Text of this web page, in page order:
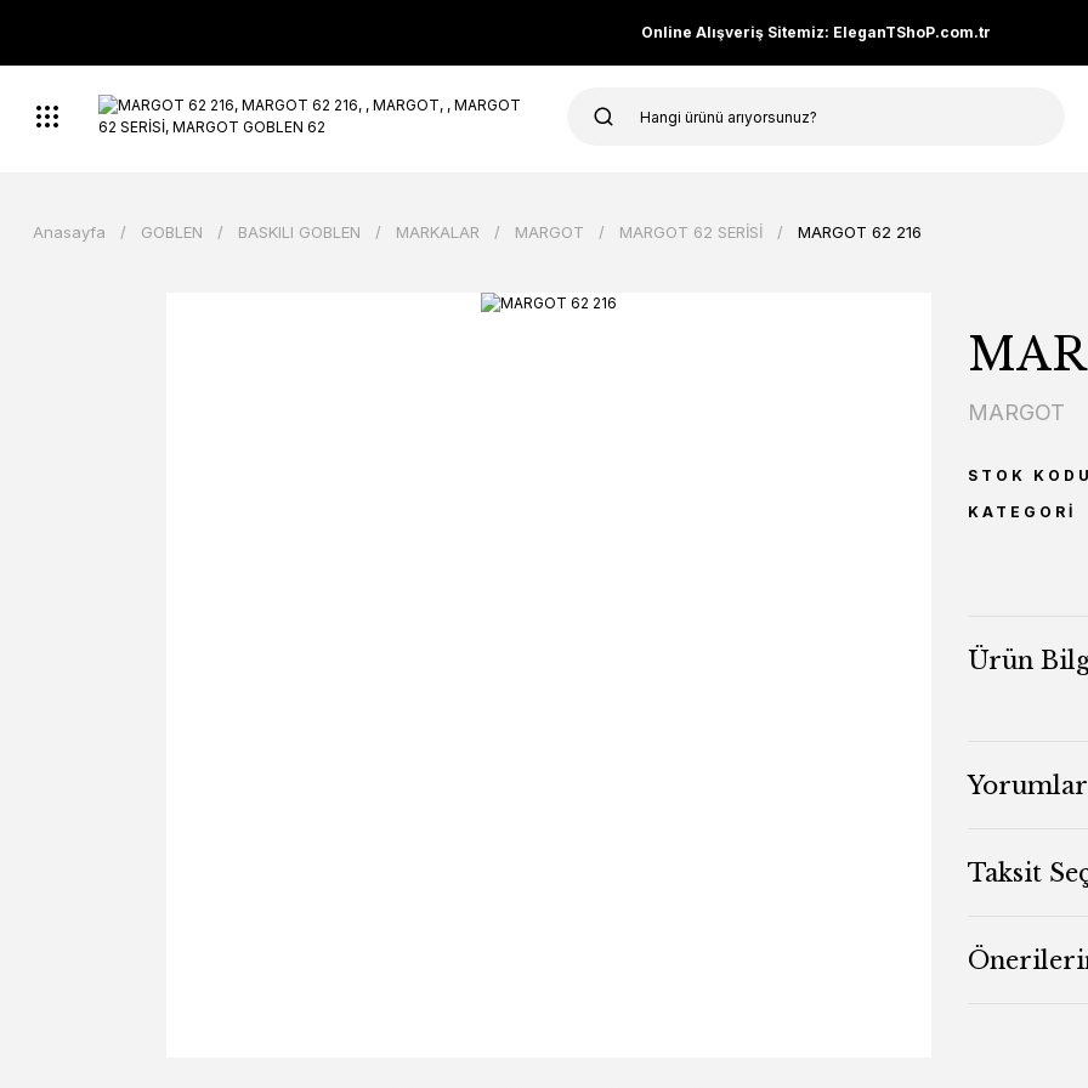
Online Alışveriş Sitemiz: EleganTShoP.com.tr
Anasayfa GOBLEN BASKILI GOBLEN MARKALAR MARGOT MARGOT 62 SERİSİ MARGOT 62 216
MARGOT
STOK KODU
KATEGORI
Ürün
Yorumlar
Taksit